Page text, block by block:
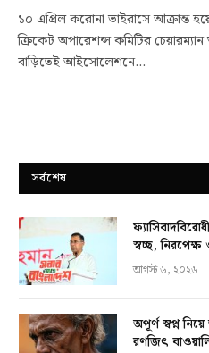
১০ এপ্রিল করোনা ভাইরাসে আক্রান্ত
ক্রিকেট অপারেশন্স কমিটির
বাড়িতেই আইসোলেশনে…
সর্বশেষ
স্বচ্ছ, নিরপেক্ষ
আগস্ট ৬, ২০২৬
অপূর্ণ স্বপ্ন
রণজিৎ